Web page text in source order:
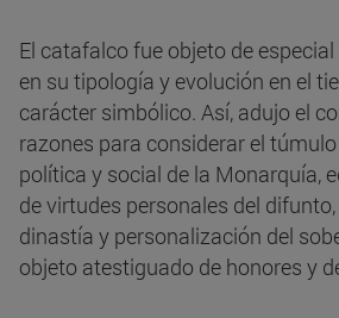
El catafalco fue objeto de
en su tipología y evolución en el
carácter simbólico. Así, adujo el
razones para considerar el
política y social de la Monarquía,
de virtudes personales del
dinastía y personalización del
objeto atestiguado de honores y